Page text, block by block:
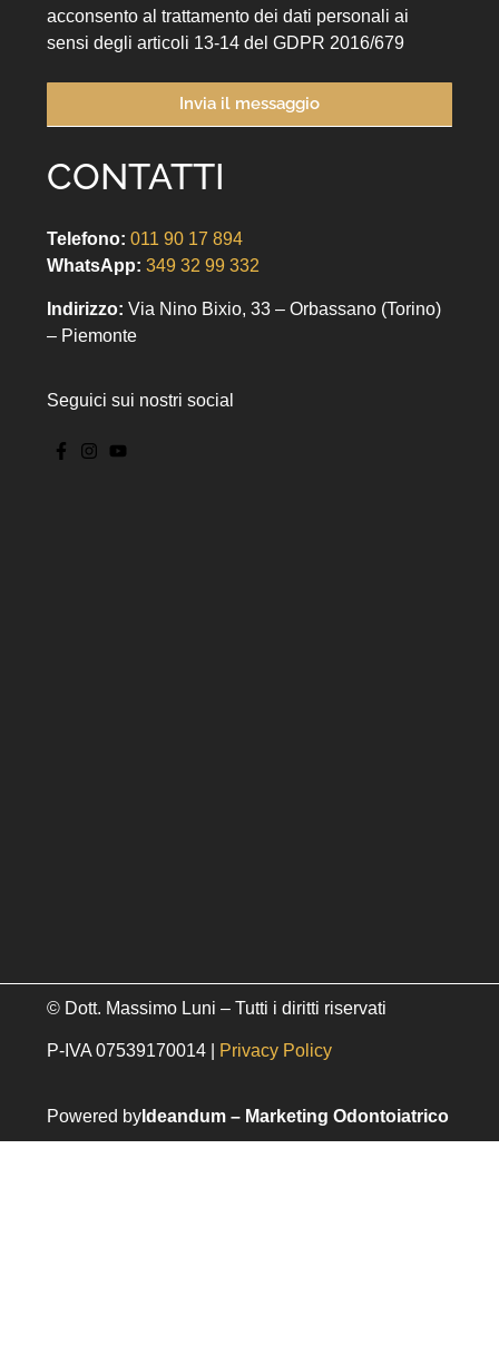
acconsento al trattamento dei dati personali ai
sensi degli articoli 13-14 del GDPR 2016/679
Invia il messaggio
CONTATTI
Telefono: 011 90 17 894
WhatsApp: 349 32 99 332
Indirizzo: Via Nino Bixio, 33 – Orbassano (Torino)
– Piemonte
Seguici sui nostri social
© Dott. Massimo Luni – Tutti i diritti riservati
P-IVA 07539170014 | Privacy Policy
Powered by Ideandum – Marketing Odontoiatrico